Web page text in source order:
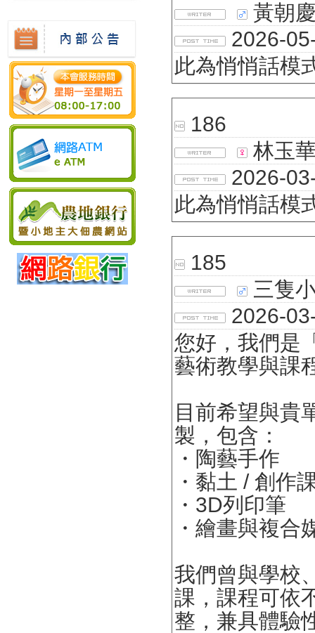
黃朝
2026-
此為悄悄話模
186
林玉
2026-
此為悄悄話模
185
三隻
2026-
您好，我們是
藝術教學與課
目前希望與貴
製，包含：
・陶藝手作
・黏土 / 創作
・3D列印筆
・繪畫與複合
我們曾與學校
課，課程可依
整，兼具體驗